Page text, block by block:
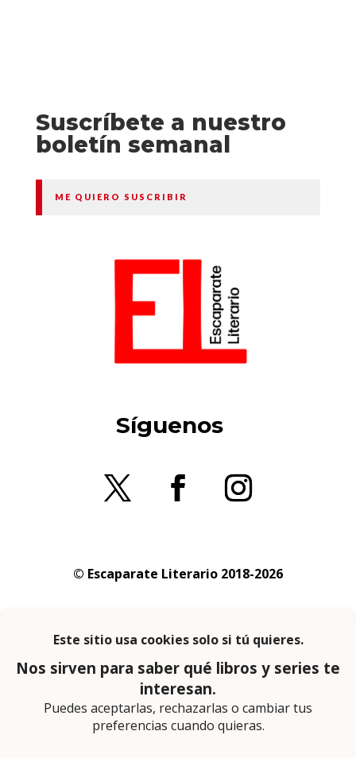
Suscríbete a nuestro
boletín semanal
ME QUIERO SUSCRIBIR
Síguenos
© Escaparate Literario 2018-2026
privacidad
En calidad de afiliado de Amazon obtengo
ingresos por las compras adscritas que